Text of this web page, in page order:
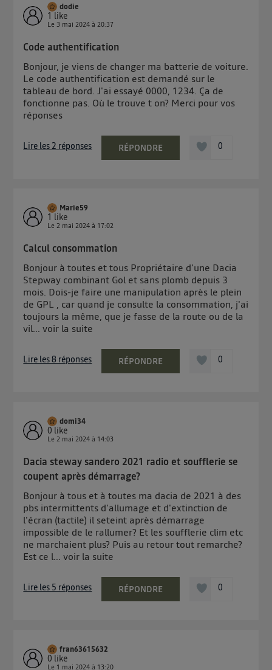
dodie
1like
Le3 mai 2024 à20:37
Code authentification
Bonjour, je viens de changer ma batterie de voiture.
Le code authentification est demandé sur le
tableau de bord. J'ai essayé 0000, 1234. Ça de
fonctionne pas. Où le trouve t on? Merci pour vos
réponses
Lire les 2 réponses RÉPONDRE 0
Marie59
1like
Le2 mai 2024 à 17:02
Calcul consommation
Bonjour à toutes et tous Propriétaire d'une Dacia
Stepway combinant Gol et sans plomb depuis 3
mois. Dois-je faire une manipulation après le plein
de GPL , car quand je consulte la consommation, j'ai
toujours la même, que je fasse de la route ou de la
vil...voir la suite
Lire les 8 réponses RÉPONDRE 0
domi34
0like
Le2 mai 2024 à 14:03
Dacia steway sandero 2021 radio et soufflerie se
coupent après démarrage?
Bonjour à tous et à toutes ma dacia de 2021 à des
pbs intermittents d'allumage et d'extinction de
l'écran (tactile) il seteint après démarrage
impossible de le rallumer? Et les soufflerie clim etc
ne marchaient plus? Puis au retour tout remarche?
Est ce l...voir la suite
Lire les 5 réponses RÉPONDRE 0
fran63615632
0like
Le 1 mai 2024 à 13:20
sur la navigation des membres du foyer ayant consentis.
Pour une
uniquement sur la navigation de l'utilisateur du mobile.
« gérer Utiq » en bas de ce site. Pour plus
d'informations, veuillez consulterla Politique
d'information sur les données personnelles